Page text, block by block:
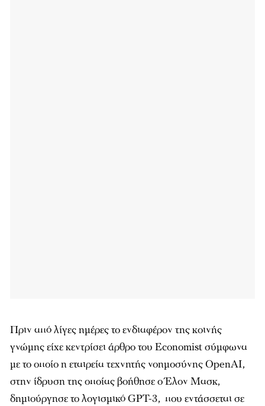
Πριν από λίγες ημέρες το ενδιαφέρον της κοινής
γνώμης είχε κεντρίσει άρθρο του Economist σύμφωνα
με το οποίο η εταιρεία τεχνητής νοημοσύνης OpenAI,
στην ίδρυση της οποίας βοήθησε ο Έλον Μασκ,
δημιούργησε το λογισμικό GPT-3, που εντάσσεται σε